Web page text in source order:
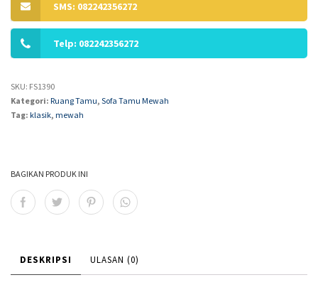
SMS: 082242356272
Telp: 082242356272
SKU: FS1390
Kategori: Ruang Tamu, Sofa Tamu Mewah
Tag: klasik, mewah
BAGIKAN PRODUK INI
DESKRIPSI ULASAN (0)